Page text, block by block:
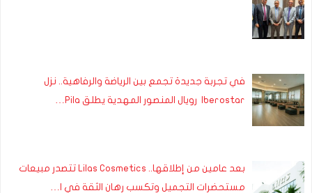
في تجربة جديدة تجمع بين الرياضة والرفاهية.. نزل
Iberostar رويال المنصور المهدية يطلق Pila…
بعد عامين من إطلاقها.. Lilas Cosmetics تتصدر مبيعات
مستحضرات التجميل وتكسب رهان الثقة في ا…